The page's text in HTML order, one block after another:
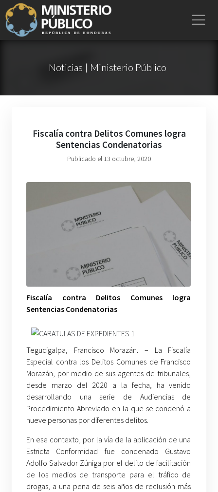
Noticias | Ministerio Público
Fiscalía contra Delitos Comunes logra
Sentencias Condenatorias
Publicado el 13 octubre, 2020
Fiscalía contra Delitos Comunes logra
Sentencias Condenatorias
Tegucigalpa, Francisco Morazán. – La Fiscalía
Especial contra los Delitos Comunes de Francisco
Morazán, por medio de sus agentes de tribunales,
desde marzo del 2020 a la fecha, ha venido
desarrollando una serie de Audiencias de
Procedimiento Abreviado en la que se condenó a
nueve personas por diferentes delitos.
En ese contexto, por la vía de la aplicación de una
Estricta Conformidad fue condenado Gustavo
Adolfo Salvador Zúniga por el delito de facilitación
de los medios de transporte para el tráfico de
drogas, a una pena de seis años de reclusión más